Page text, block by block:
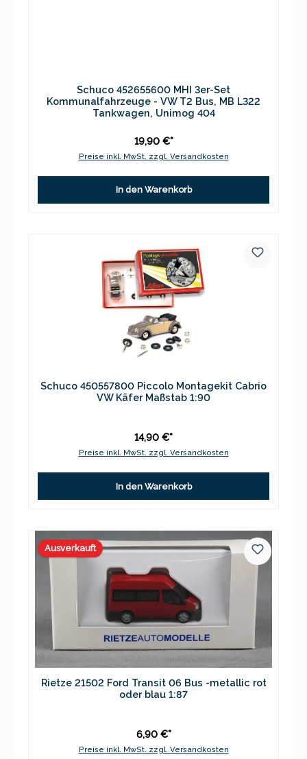
Schuco 452655600 MHI 3er-Set
Kommunalfahrzeuge - VW T2 Bus, MB L322
Tankwagen, Unimog 404
19,90 €*
Preise inkl. MwSt. zzgl. Versandkosten
In den Warenkorb
Schuco 450557800 Piccolo Montagekit Cabrio
VW Käfer Maßstab 1:90
14,90 €*
Preise inkl. MwSt. zzgl. Versandkosten
In den Warenkorb
Ausverkauft
Rietze 21502 Ford Transit 06 Bus -metallic rot
oder blau 1:87
6,90 €*
Preise inkl. MwSt. zzgl. Versandkosten